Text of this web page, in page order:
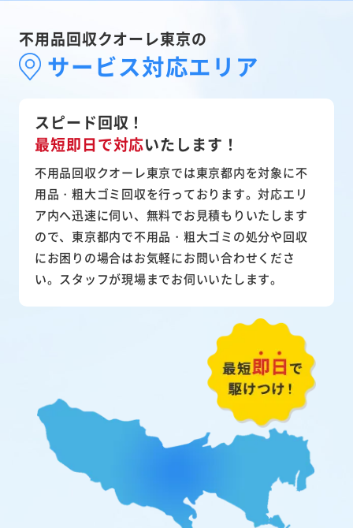
不用品回収クオーレ東京の
サービス対応エリア
スピード回収！
最短即日で対応いたします！
不用品回収クオーレ東京では東京都内を対象に不
用品・粗大ゴミ回収を行っております。対応エリ
ア内へ迅速に伺い、無料でお見積もりいたします
ので、東京都内で不用品・粗大ゴミの処分や回収
にお困りの場合はお気軽にお問い合わせくださ
い。スタッフが現場までお伺いいたします。